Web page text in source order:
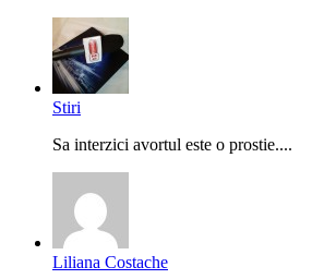
Stiri
Sa interzici avortul este o prostie....
Liliana Costache